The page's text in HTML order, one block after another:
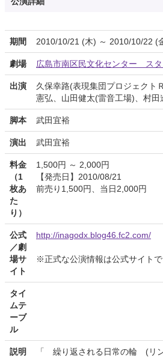
期間 2010/10/21 (木) ～ 2010/10/22 (
劇場 広島市南区民文化センター スタ
出演
久保幸路(表現集団プロジェクト
憲弘、山田健太(雷音工場)、村
脚本 武田宜裕
演出 武田宜裕
料金
（1
枚あ
た
り）
1,500円 ～ 2,000円
【発売日】2010/08/21
前売り1,500円、当日2,000円
公式
／劇
場サ
イト
http://inagodx.blog46.fc2.com/
※正式な公演情報は公式サイトで
タイ
ムテ
ーブ
ル
説明
「 繰り返される日常の輪 (